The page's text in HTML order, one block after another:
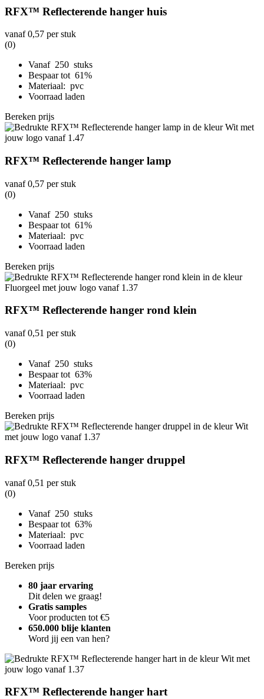
RFX™ Reflecterende hanger huis
vanaf0,57 per stuk
(0)
Vanaf 250 stuks
Bespaar tot 61%
Materiaal: pvc
Voorraad laden
Bereken prijs
RFX™ Reflecterende hanger lamp
vanaf0,57 per stuk
(0)
Vanaf 250 stuks
Bespaar tot 61%
Materiaal: pvc
Voorraad laden
Bereken prijs
RFX™ Reflecterende hanger rond klein
vanaf0,51 per stuk
(0)
Vanaf 250 stuks
Bespaar tot 63%
Materiaal: pvc
Voorraad laden
Bereken prijs
RFX™ Reflecterende hanger druppel
vanaf0,51 per stuk
(0)
Vanaf 250 stuks
Bespaar tot 63%
Materiaal: pvc
Voorraad laden
Bereken prijs
80 jaar ervaring
Dit delen we graag!
Gratis samples
Voor producten tot €5
650.000 blije klanten
Word jij een van hen?
RFX™ Reflecterende hanger hart